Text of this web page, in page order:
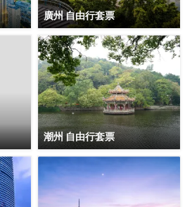
務和非凡體驗的現代化理想居庭。
廣州 自由行套票
潮州 自由行套票